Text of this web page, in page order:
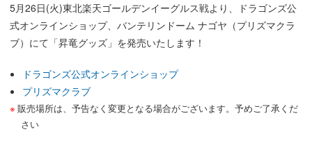
5月26日(火)東北楽天ゴールデンイーグルス戦より、ドラゴンズ公
式オンラインショップ、バンテリンドーム ナゴヤ（プリズマクラ
ブ）にて「昇竜グッズ」を発売いたします！
ドラゴンズ公式オンラインショップ
プリズマクラブ
販売場所は、予告なく変更となる場合がございます。予めご了承くだ
さい